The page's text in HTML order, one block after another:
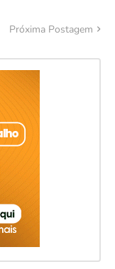
Próxima Postagem